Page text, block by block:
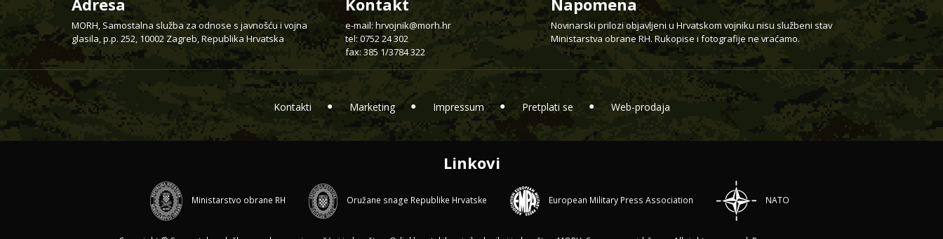
Adresa
MORH, Samostalna služba za odnose s javnošću i vojna
glasila, p.p. 252, 10002 Zagreb, Republika Hrvatska
Kontakt
e-mail: hrvojnik@morh.hr
tel: 0752 24 302
fax: 385 1/3784 322
Napomena
Novinarski prilozi objavljeni u Hrvatskom vojniku nisu službeni stav
Ministarstva obrane RH. Rukopise i fotografije ne vraćamo.
Kontakti Marketing Impressum Pretplati se Web-prodaja
Linkovi
Ministarstvo obrane RH Oružane snage Republike Hrvatske European Military Press Association NATO